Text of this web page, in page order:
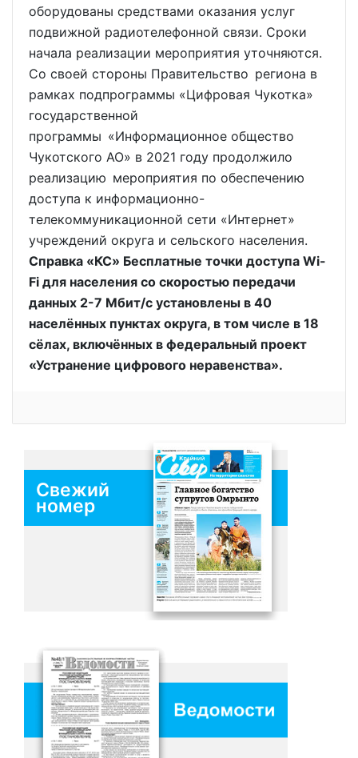
оборудованы средствами оказания услуг
подвижной радиотелефонной связи. Сроки
начала реализации мероприятия уточняются.
Со своей стороны Правительство региона в
рамках подпрограммы «Цифровая Чукотка»
государственной
программы «Информационное общество
Чукотского АО» в 2021 году продолжило
реализацию мероприятия по обеспечению
доступа к информационно-
телекоммуникационной сети «Интернет»
учреждений округа и сельского населения.
Справка «КС» Бесплатные точки доступа Wi-
Fi для населения со скоростью передачи
данных 2-7 Мбит/с установлены в 40
населённых пунктах округа, в том числе в 18
сёлах, включённых в федеральный проект
«Устранение цифрового неравенства».
Свежий
номер